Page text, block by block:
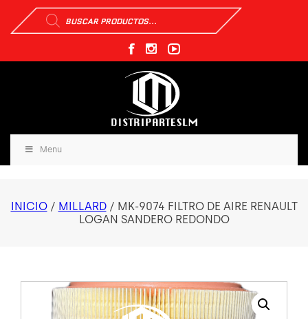
Búsqueda
de
productos
Menu
INICIO/ MILLARD/ MK-9074 FILTRO DE AIRE RENAULT
LOGAN SANDERO REDONDO